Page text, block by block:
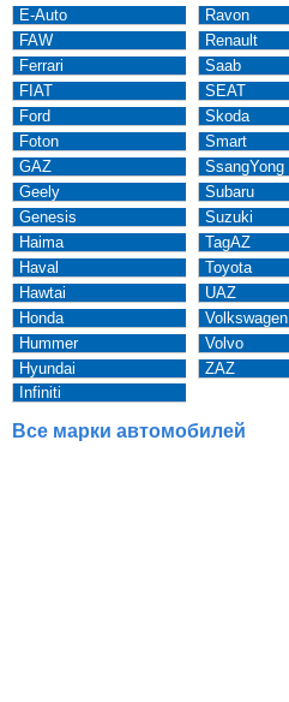
E-Auto
FAW
Ferrari
FIAT
Ford
Foton
GAZ
Geely
Genesis
Haima
Haval
Hawtai
Honda
Hummer
Hyundai
Infiniti
Ravon
Renault
Saab
SEAT
Skoda
Smart
SsangYong
Subaru
Suzuki
TagAZ
Toyota
UAZ
Volkswagen
Volvo
ZAZ
Все марки автомобилей